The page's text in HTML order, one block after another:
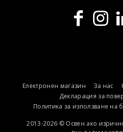
Електронен магазин За нас
Декларация за
Политика за използване на
2013-2026 © Освен ако